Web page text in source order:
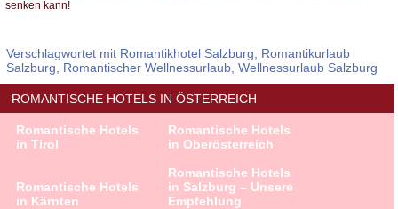
senken kann!
Verschlagwortet mit Romantikhotel Salzburg
Romantikurlaub
Salzburg
Romantischer Wellnessurlaub Wellnessurlaub Salzburg
ROMANTISCHE HOTELS IN ÖSTERREICH
Romantische Hotels
in Tirol
Romantische Hotels
in Oberösterreich
Romantische Hotels
in Kärnten
Romantische Hotels
in Salzburg – Unsere
Empfehlung